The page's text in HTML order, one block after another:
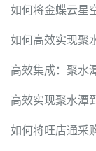
如何将金蝶云星
如何高效实现聚
高效集成：聚水
高效实现聚水潭
如何将旺店通采